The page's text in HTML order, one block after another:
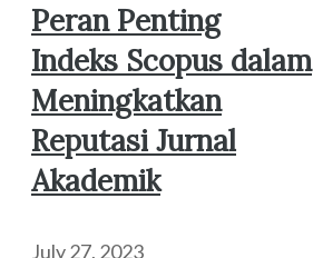
Peran Penting
Indeks Scopus dalam
Meningkatkan
Reputasi Jurnal
Akademik
July 27, 2023